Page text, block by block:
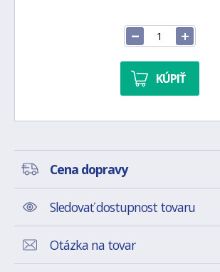
KÚPIŤ
Cena dopravy
Sledovať dostupnost tovaru
Otázka na tovar